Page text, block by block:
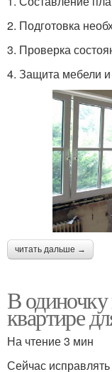
2. Подготовка
3. Проверка
4. Защита мебели
читать дальше →
В
квартире
На чтение 3 мин
Сейчас